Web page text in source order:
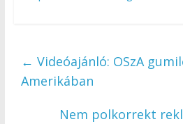
← Videóajánló: OSzA
Amerikában
Nem polkorrekt